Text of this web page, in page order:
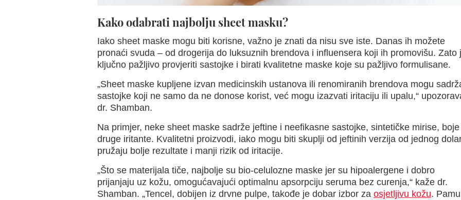
Kako odabrati najbolju sheet masku?
Iako sheet maske mogu biti korisne, važno je znati da nisu sve iste. Danas ih možete
pronaći svuda – od drogerija do luksuznih brendova i influensera koji ih promovišu. Zato
ključno pažljivo provjeriti sastojke i birati kvalitetne maske koje su pažljivo formulisane.
„Sheet maske kupljene izvan medicinskih ustanova ili renomiranih brendova mogu
sastojke koji ne samo da ne donose korist, već mogu izazvati iritaciju ili upalu,“
dr. Shamban.
Na primjer, neke sheet maske sadrže jeftine i neefikasne sastojke, sintetičke mirise,
druge iritante. Kvalitetni proizvodi, iako mogu biti skuplji od jeftinih verzija od jednog
pružaju bolje rezultate i manji rizik od iritacije.
„Što se materijala tiče, najbolje su bio-celulozne maske jer su hipoalergene i dobro
prijanjaju uz kožu, omogućavajući optimalnu apsorpciju seruma bez curenja,“ kaže dr.
Shamban. „Tencel, dobijen iz drvne pulpe, takođe je dobar izbor za osjetljivu kožu.